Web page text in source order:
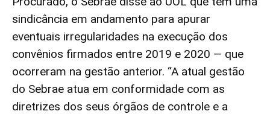
sindicância em andamento para apurar
eventuais irregularidades na execução dos
convênios firmados entre 2019 e 2020 — que
ocorreram na gestão anterior. “A atual gestão
do Sebrae atua em conformidade com as
diretrizes dos seus órgãos de controle e a